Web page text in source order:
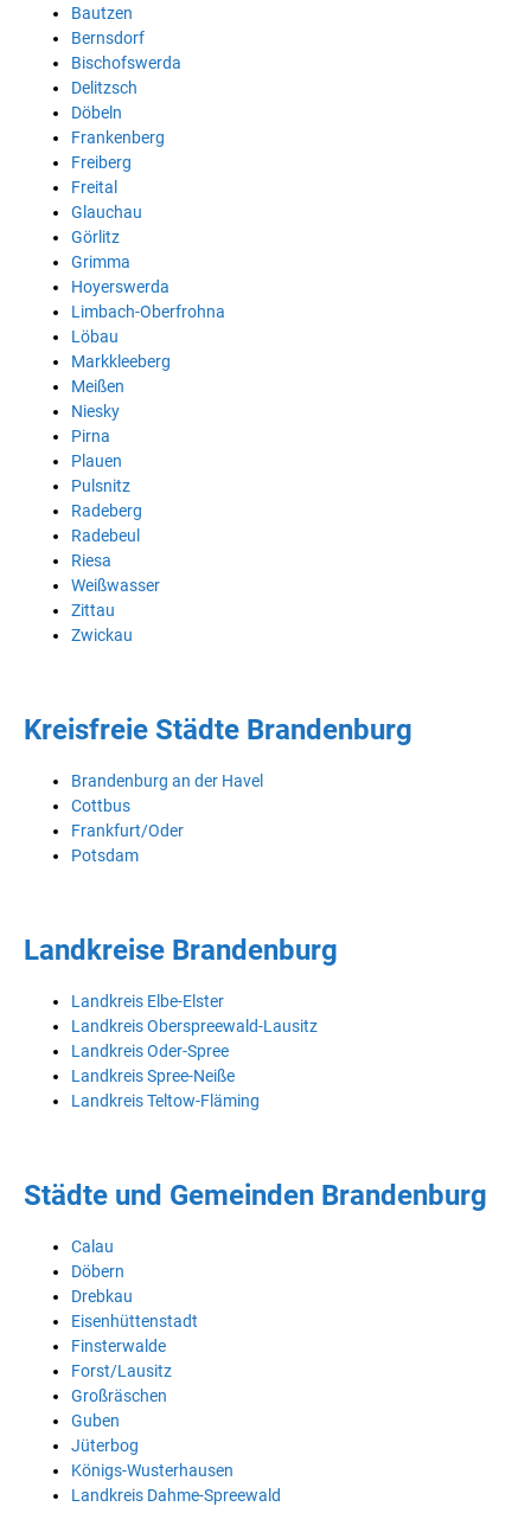
Bautzen
Bernsdorf
Bischofswerda
Delitzsch
Döbeln
Frankenberg
Freiberg
Freital
Glauchau
Görlitz
Grimma
Hoyerswerda
Limbach-Oberfrohna
Löbau
Markkleeberg
Meißen
Niesky
Pirna
Plauen
Pulsnitz
Radeberg
Radebeul
Riesa
Weißwasser
Zittau
Zwickau
Kreisfreie Städte Brandenburg
Brandenburg an der Havel
Cottbus
Frankfurt/Oder
Potsdam
Landkreise Brandenburg
Landkreis Elbe-Elster
Landkreis Oberspreewald-Lausitz
Landkreis Oder-Spree
Landkreis Spree-Neiße
Landkreis Teltow-Fläming
Städte und Gemeinden Brandenburg
Calau
Döbern
Drebkau
Eisenhüttenstadt
Finsterwalde
Forst/Lausitz
Großräschen
Guben
Jüterbog
Königs-Wusterhausen
Landkreis Dahme-Spreewald